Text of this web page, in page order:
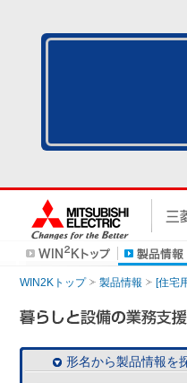
WIN2Kトップ 製品情報 [住宅
形名から製品情報を